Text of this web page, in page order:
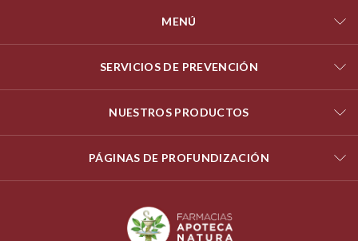
MENÚ
SERVICIOS DE PREVENCIÓN
NUESTROS PRODUCTOS
PÁGINAS DE PROFUNDIZACIÓN